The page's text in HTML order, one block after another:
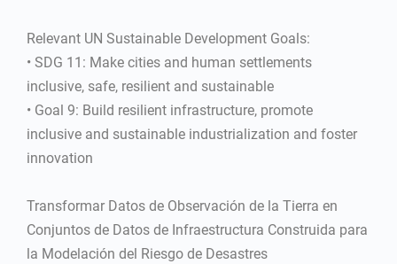
Relevant UN Sustainable Development Goals:
• SDG 11: Make cities and human settlements
inclusive, safe, resilient and sustainable
• Goal 9: Build resilient infrastructure, promote
inclusive and sustainable industrialization and foster
innovation
Transformar Datos de Observación de la Tierra en
Conjuntos de Datos de Infraestructura Construida para
la Modelación del Riesgo de Desastres